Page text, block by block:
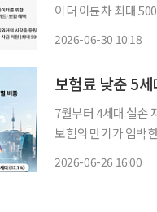
이더 이륜차 최대 500만원 지원 KB금융이 플랫폼 종사자를
2026-06-30 10:18
보험료 낮춘 5
7월부터 4세대 실손 재
보험의 만기가 임박
2026-06-26 16:00